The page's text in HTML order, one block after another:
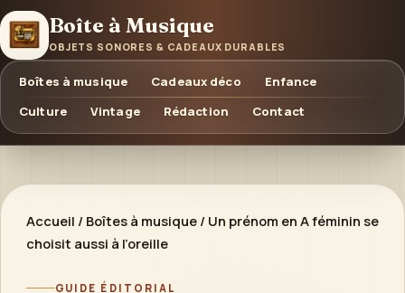
Boîte à Musique
OBJETS SONORES & CADEAUX DURABLES
Boîtes à musique Cadeaux déco
Enfance
Culture
Vintage Rédaction Contact
Accueil / Boîtes à musique / Un prénom en A féminin se
choisit aussi à l’oreille
GUIDE ÉDITORIAL